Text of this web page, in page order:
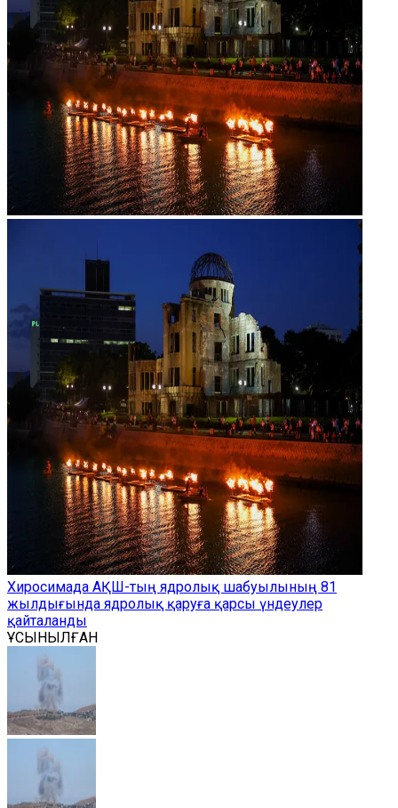
Хиросимада АҚШ-тың ядролық шабуылының 81
жылдығында ядролық қаруға қарсы үндеулер
қайталанды
ҰСЫНЫЛҒАН